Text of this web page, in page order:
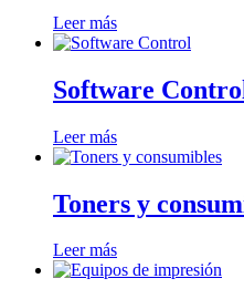
Leer más
Software
Leer más
Toners y
Leer más